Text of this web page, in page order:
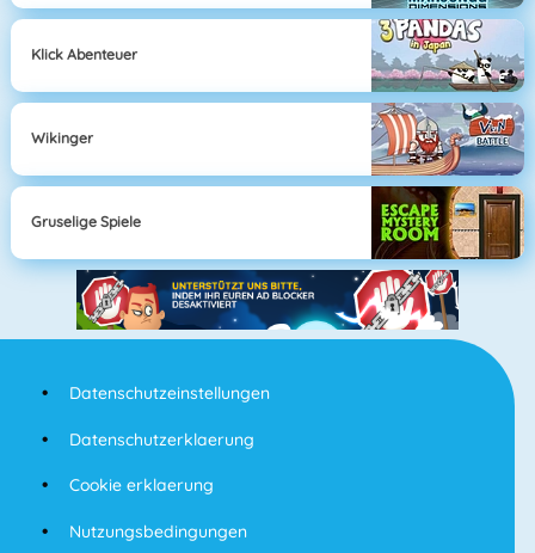
Klick Abenteuer
Wikinger
Gruselige Spiele
Datenschutzeinstellungen
Datenschutzerklaerung
Cookie erklaerung
Nutzungsbedingungen